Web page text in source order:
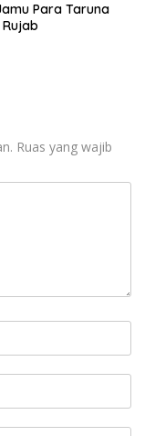
Para Taruna
Ruas yang wajib